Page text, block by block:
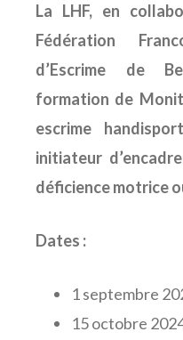
La LHF, en
Fédération
d’Escrime de
formation de
escrime
initiateur
déficience motrice
Dates :
1 septembre
15 octobre